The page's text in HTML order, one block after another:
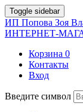
Toggle sidebar
ИП Попова Зоя
ИНТЕРНЕТ-
Корзина 0
Контакты
Вход
Введите символ